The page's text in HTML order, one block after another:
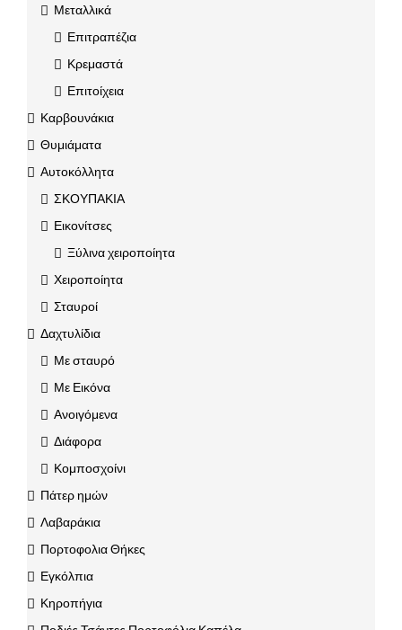
Μεταλλικά
Επιτραπέζια
Κρεμαστά
Επιτοίχεια
Καρβουνάκια
Θυμιάματα
Αυτοκόλλητα
ΣΚΟΥΠΑΚΙΑ
Εικονίτσες
Ξύλινα χειροποίητα
Χειροποίητα
Σταυροί
Δαχτυλίδια
Με σταυρό
Με Εικόνα
Ανοιγόμενα
Διάφορα
Κομποσχοίνι
Πάτερ ημών
Λαβαράκια
Πορτοφολια Θήκες
Εγκόλπια
Κηροπήγια